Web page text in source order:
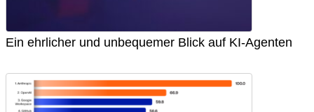
Ein ehrlicher und unbequemer Blick auf KI-Agenten